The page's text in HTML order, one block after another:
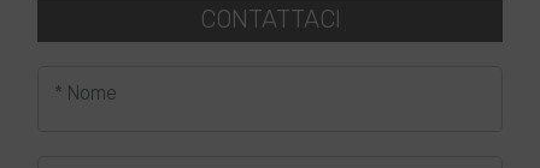
CONTATTACI
* Nome